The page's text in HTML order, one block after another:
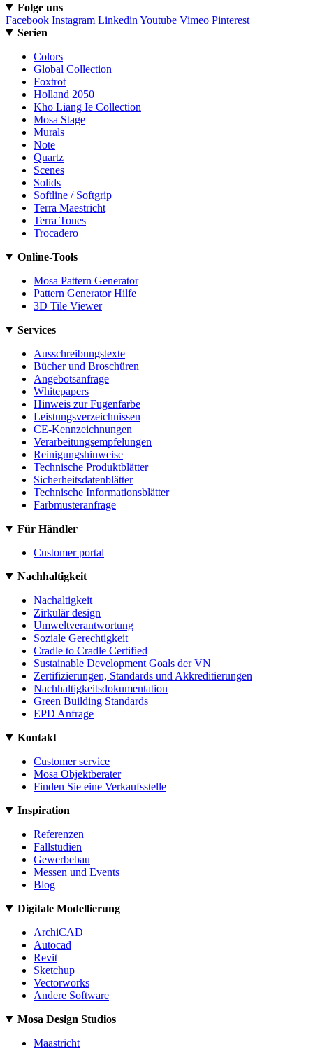
Folge uns
Facebook Instagram Linkedin Youtube Vimeo Pinterest
Serien
Colors
Global Collection
Foxtrot
Holland 2050
Kho Liang Ie Collection
Mosa Stage
Murals
Note
Quartz
Scenes
Solids
Softline / Softgrip
Terra Maestricht
Terra Tones
Trocadero
Online-Tools
Mosa Pattern Generator
Pattern Generator Hilfe
3D Tile Viewer
Services
Ausschreibungstexte
Bücher und Broschüren
Angebotsanfrage
Whitepapers
Hinweis zur Fugenfarbe
Leistungsverzeichnissen
CE-Kennzeichnungen
Verarbeitungsempfelungen
Reinigungshinweise
Technische Produktblätter
Sicherheitsdatenblätter
Technische Informationsblätter
Farbmusteranfrage
Für Händler
Customer portal
Nachhaltigkeit
Nachaltigkeit
Zirkulär design
Umweltverantwortung
Soziale Gerechtigkeit
Cradle to Cradle Certified
Sustainable Development Goals der VN
Zertifizierungen, Standards und Akkreditierungen
Nachhaltigkeitsdokumentation
Green Building Standards
EPD Anfrage
Kontakt
Customer service
Mosa Objektberater
Finden Sie eine Verkaufsstelle
Inspiration
Referenzen
Fallstudien
Gewerbebau
Messen und Events
Blog
Digitale Modellierung
ArchiCAD
Autocad
Revit
Sketchup
Vectorworks
Andere Software
Mosa Design Studios
Maastricht